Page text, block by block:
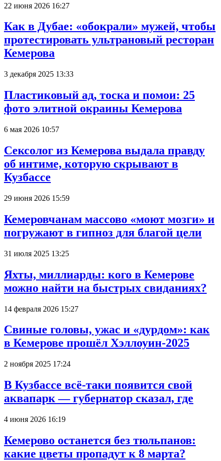
22 июня 2026 16:27
Как в Дубае: «обокрали» мужей, чтобы
протестировать ультрановый ресторан
Кемерова
3 декабря 2025 13:33
Пластиковый ад, тоска и помои: 25
фото элитной окраины Кемерова
6 мая 2026 10:57
Сексолог из Кемерова выдала правду
об интиме, которую скрывают в
Кузбассе
29 июня 2026 15:59
Кемеровчанам массово «моют мозги» и
погружают в гипноз для благой цели
31 июля 2025 13:25
Яхты, миллиарды: кого в Кемерове
можно найти на быстрых свиданиях?
14 февраля 2026 15:27
Свиные головы, ужас и «дурдом»: как
в Кемерове прошёл Хэллоуин-2025
2 ноября 2025 17:24
В Кузбассе всё-таки появится свой
аквапарк — губернатор сказал, где
4 июня 2026 16:19
Кемерово останется без тюльпанов:
какие цветы пропадут к 8 марта?